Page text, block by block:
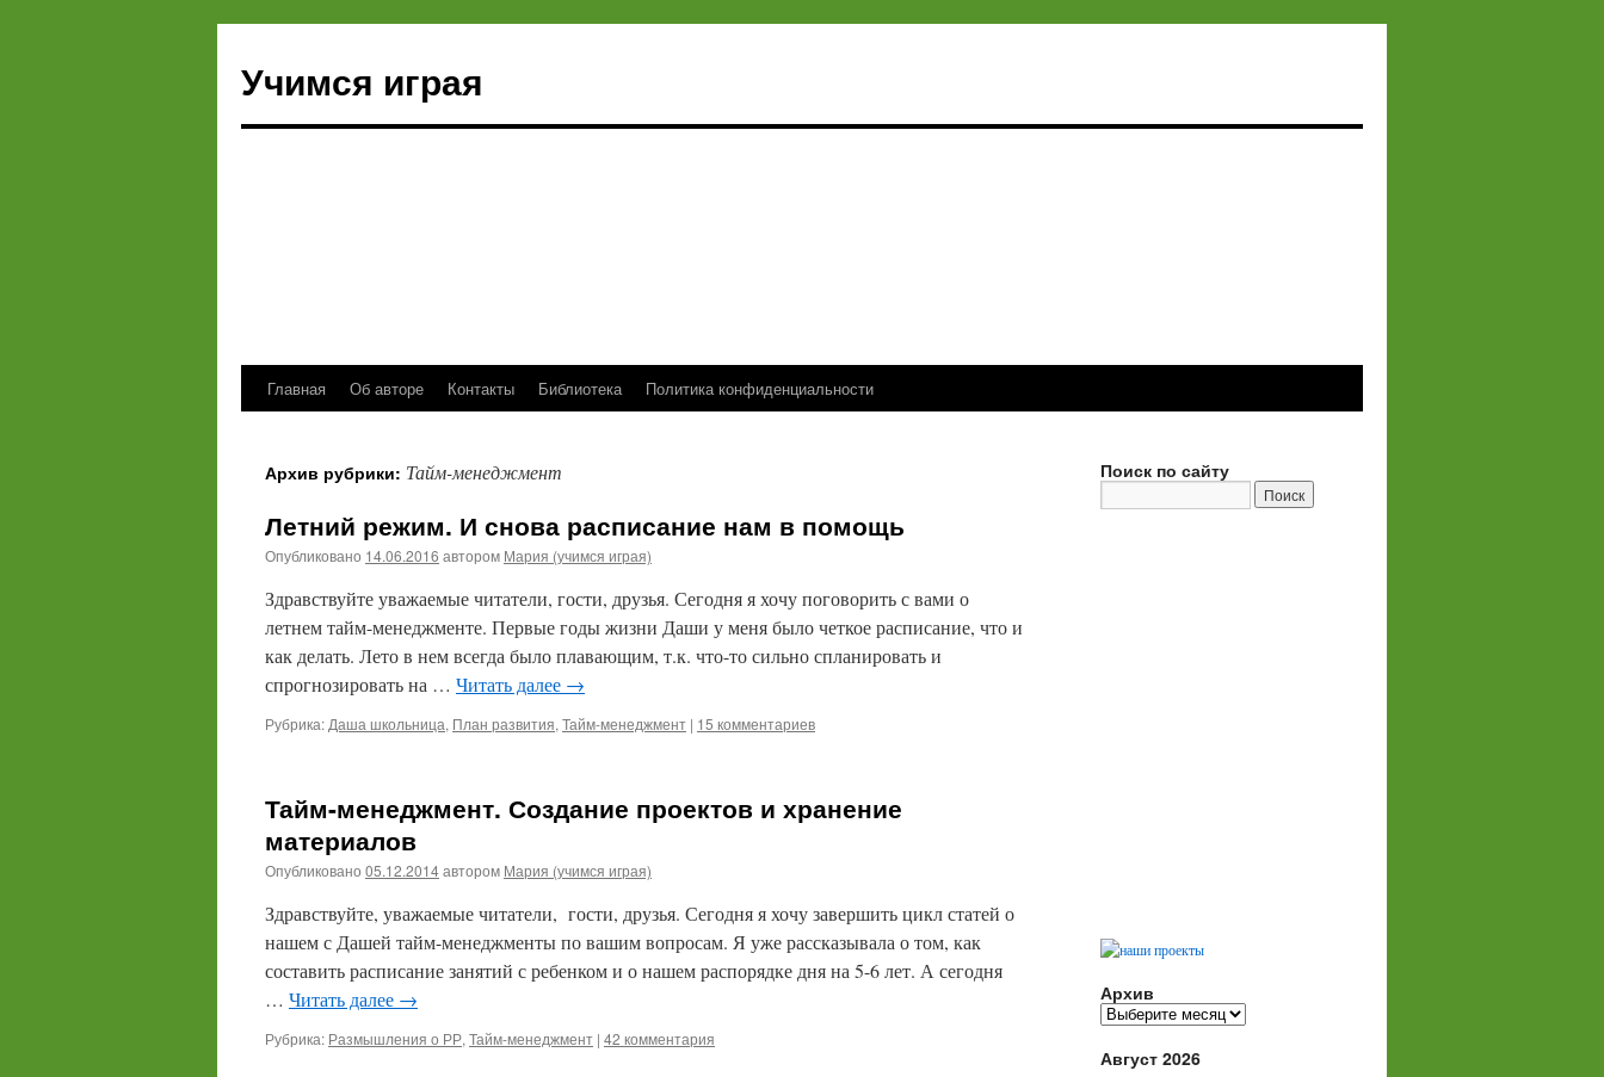
Учимся играя
Перейти
содержимому
Главная Об авторе Контакты Библиотека Политика конфиденциальности
Архив рубрики: Тайм-менеджмент
Летний режим. И снова расписание нам в помощь
Опубликовано 14.06.2016 автором Мария (учимся играя)
Здравствуйте уважаемые читатели, гости, друзья. Сегодня я хочу поговорить с вами о
летнем тайм-менеджменте. Первые годы жизни Даши у меня было четкое расписание, что и
как делать. Лето в нем всегда было плавающим, т.к. что-то сильно спланировать и
спрогнозировать на … Читать далее →
Рубрика: Даша школьница, План развития, Тайм-менеджмент | 15 комментариев
Тайм-менеджмент. Создание проектов и хранение
материалов
Опубликовано 05.12.2014автором Мария (учимся играя)
Здравствуйте, уважаемые читатели, гости, друзья. Сегодня я хочу завершить цикл статей о
нашем с Дашей тайм-менеджменты по вашим вопросам. Я уже рассказывала о том, как
составить расписание занятий с ребенком и о нашем распорядке дня на 5-6 лет. А сегодня
… Читать далее →
Рубрика: Размышления о РР, Тайм-менеджмент | 42 комментария
Поиск по сайту
Архив
Архив
Август 2026